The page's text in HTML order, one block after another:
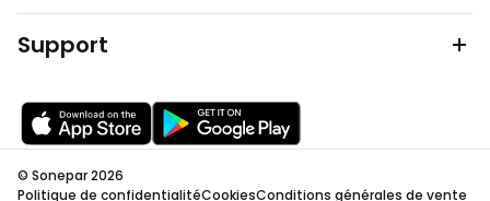
Support
© Sonepar 2026
Politique de confidentialitéCookiesConditions générales de vente